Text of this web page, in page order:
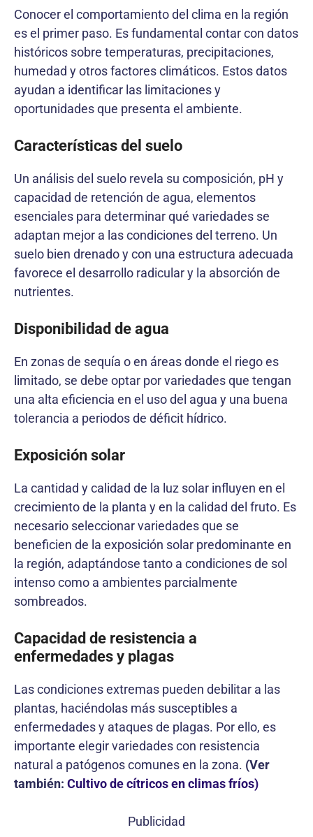
Conocer el comportamiento del clima en la región
es el primer paso. Es fundamental contar con datos
históricos sobre temperaturas, precipitaciones,
humedad y otros factores climáticos. Estos datos
ayudan a identificar las limitaciones y
oportunidades que presenta el ambiente.
Características del suelo
Un análisis del suelo revela su composición, pH y
capacidad de retención de agua, elementos
esenciales para determinar qué variedades se
adaptan mejor a las condiciones del terreno. Un
suelo bien drenado y con una estructura adecuada
favorece el desarrollo radicular y la absorción de
nutrientes.
Disponibilidad de agua
En zonas de sequía o en áreas donde el riego es
limitado, se debe optar por variedades que tengan
una alta eficiencia en el uso del agua y una buena
tolerancia a periodos de déficit hídrico.
Exposición solar
La cantidad y calidad de la luz solar influyen en el
crecimiento de la planta y en la calidad del fruto. Es
necesario seleccionar variedades que se
beneficien de la exposición solar predominante en
la región, adaptándose tanto a condiciones de sol
intenso como a ambientes parcialmente
sombreados.
Capacidad de resistencia a
enfermedades y plagas
Las condiciones extremas pueden debilitar a las
plantas, haciéndolas más susceptibles a
enfermedades y ataques de plagas. Por ello, es
importante elegir variedades con resistencia
natural a patógenos comunes en la zona. (Ver
también: Cultivo de cítricos en climas fríos)
Publicidad